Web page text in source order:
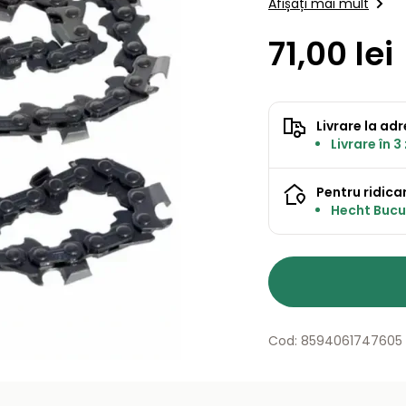
Afișați mai mult
71,00 lei
Livrare la
Livrare în
Pentru
Hecht
Cod: 8594061747605